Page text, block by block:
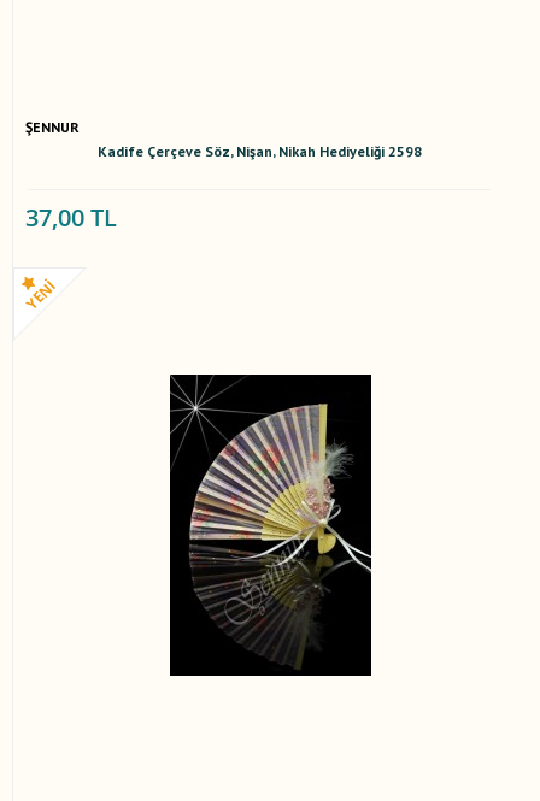
ŞENNUR
Kadife Çerçeve Söz, Nişan, Nikah Hediyeliği 2598
37,00 TL